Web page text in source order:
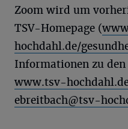
Zoom wird um
TSV-Homepage (
hochdahl.de/
Informationen zu
www.tsv-
ebreitbach@tsv-